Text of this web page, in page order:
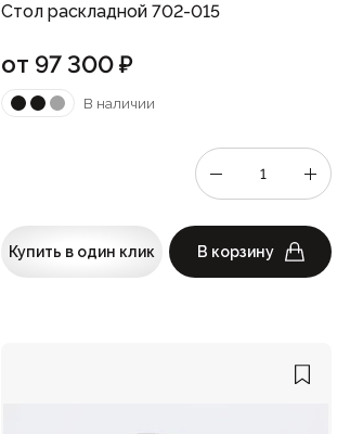
Стол раскладной 702-015
от 97 300₽
В наличии
Купить в один клик В корзину